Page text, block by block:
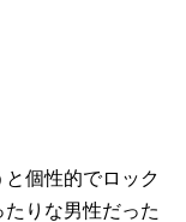
個性的でロック
りな男性だった